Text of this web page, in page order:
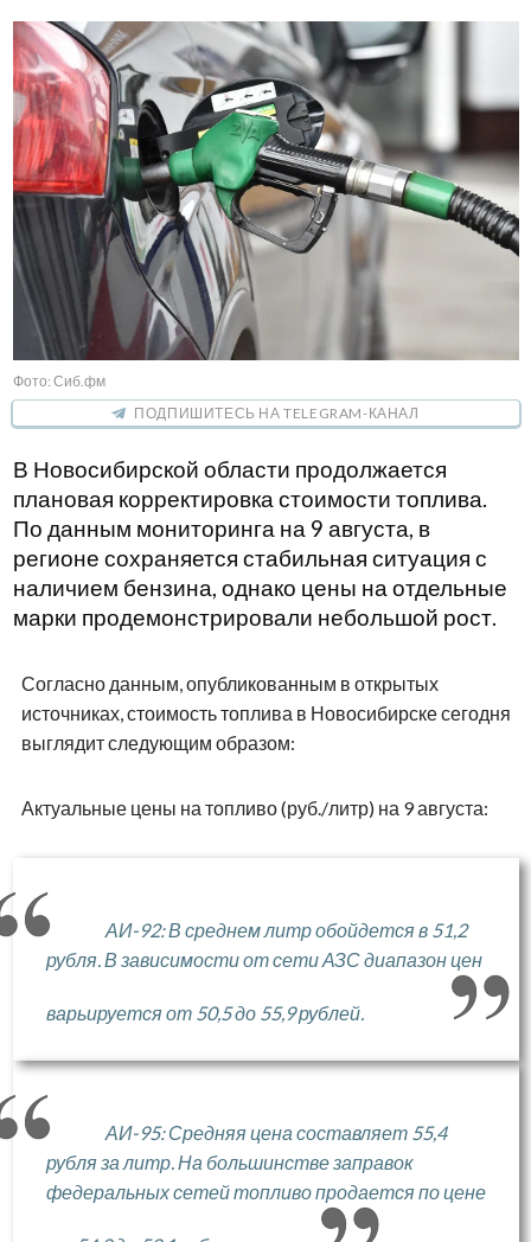
Фото: Сиб.фм
ПОДПИШИТЕСЬ НА TELEGRAM-КАНАЛ
В Новосибирской области продолжается
плановая корректировка стоимости топлива.
По данным мониторинга на 9 августа, в
регионе сохраняется стабильная ситуация с
наличием бензина, однако цены на отдельные
марки продемонстрировали небольшой рост.
Согласно данным, опубликованным в открытых
источниках, стоимость топлива в Новосибирске сегодня
выглядит следующим образом:
Актуальные цены на топливо (руб./литр) на 9 августа:
АИ-92: В среднем литр обойдется в 51,2
рубля. В зависимости от сети АЗС диапазон цен
варьируется от 50,5 до 55,9 рублей.
АИ-95: Средняя цена составляет 55,4
рубля за литр. На большинстве заправок
федеральных сетей топливо продается по цене